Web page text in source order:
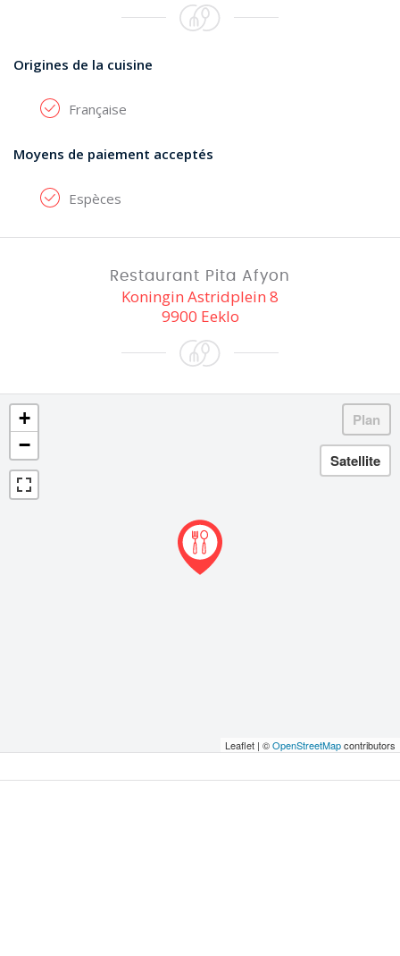
Origines de la cuisine
Française
Moyens de paiement acceptés
Espèces
Restaurant Pita Afyon
Koningin Astridplein 8
9900 Eeklo
+
−
Leaflet | ©OpenStreetMapcontributors